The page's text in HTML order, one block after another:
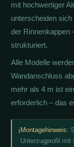
mit hochwertiger
unterscheiden
der Rinnenkappen
strukturiert.
Alle Modelle
Wandanschluss
mehr als 4 m ist
erforderlich – das
ℹMontagehinweis:
Unterzugprofil mit